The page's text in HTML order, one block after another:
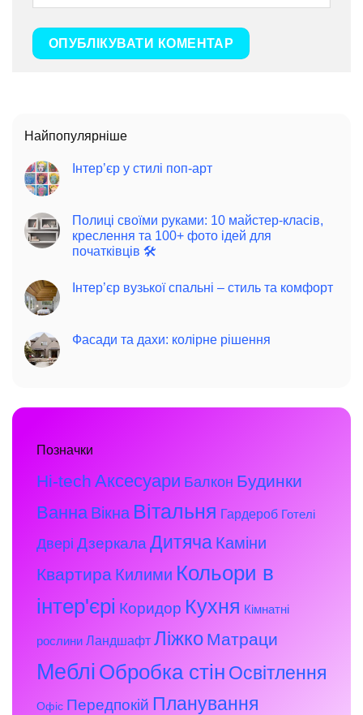
Найпопулярніше
Інтер’єр у стилі поп-арт
Полиці своїми руками: 10 майстер-класів,
креслення та 100+ фото ідей для
початківців 🛠️
Інтер’єр вузької спальні – стиль та комфорт
Фасади та дахи: колірне рішення
Позначки
Hi-tech Аксесуари Балкон Будинки
Ванна Вікна Вітальня Гардероб Готелі
Двері Дзеркала Дитяча Каміни
Квартира Килими Кольори в
інтер'єрі Коридор Кухня Кімнатні
рослини Ландшафт Ліжко Матраци
Меблі Обробка стін Освітлення
Офіс Передпокій Планування